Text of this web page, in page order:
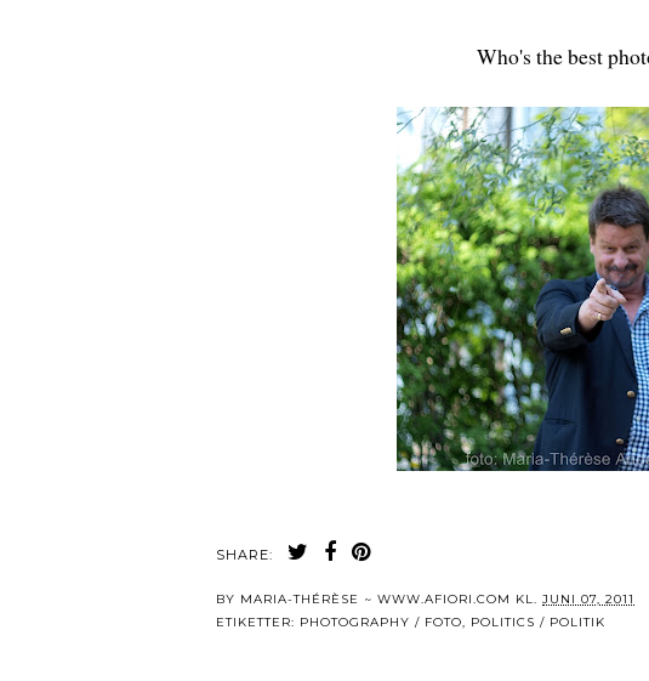
Who's the best
SHARE:
BY MARIA-THÉRÈSE ~ WWW.AFIORI.COM KL. JUNI 07, 2011
ETIKETTER: PHOTOGRAPHY / FOTO, POLITICS / POLITIK